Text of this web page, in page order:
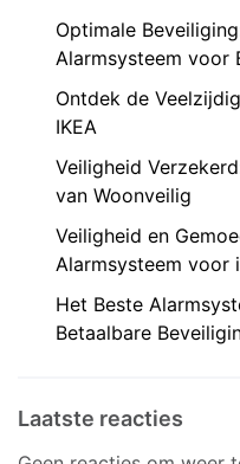
Optimale
Alarmsysteem voor
Ontdek de
IKEA
Veiligheid
van Woonveilig
Veiligheid en
Alarmsysteem voor
Het Beste
Betaalbare
Laatste reacties